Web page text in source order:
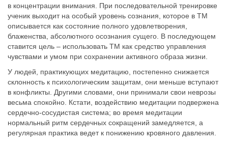
в концентрации внимания. При последовательной тренировке
ученик выходит на особый уровень сознания, которое в ТМ
описывается как состояние полного удовлетворения,
блаженства, абсолютного осознания сущего. В последующем
ставится цель – использовать ТМ как средство управления
чувствами и умом при сохранении активного образа жизни.
У людей, практикующих медитацию, постепенно снижается
склонность к психологическим защитам, они меньше вступают
в конфликты. Другими словами, они принимали свои неврозы
весьма спокойно. Кстати, воздействию медитации подвержена
сердечно-сосудистая система; во время медитации
нормальный ритм сердечных сокращений замедляется, а
регулярная практика ведет к понижению кровяного давления.